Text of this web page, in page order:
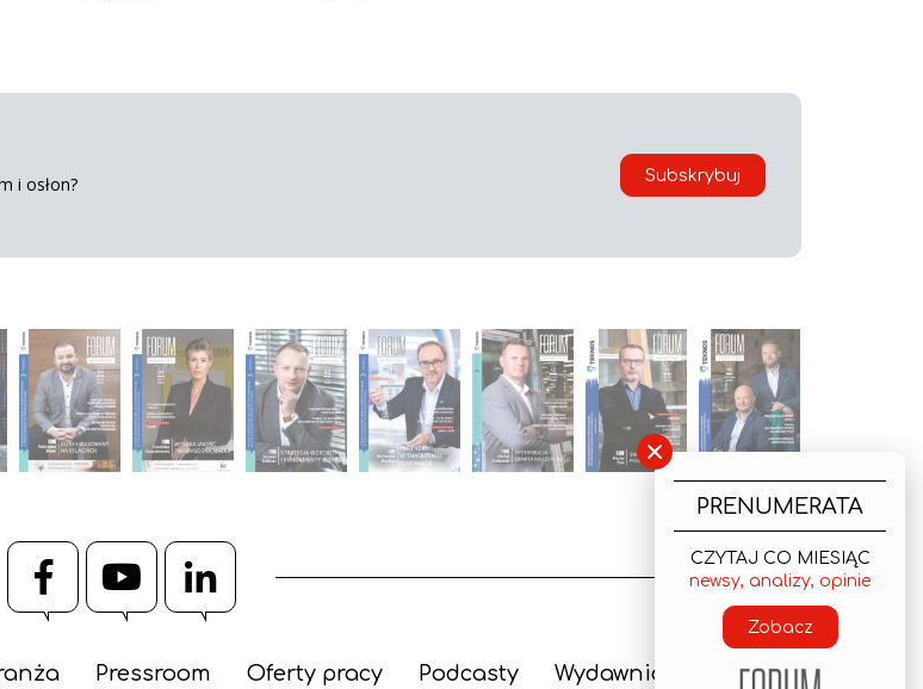
i osłon?
Subskrybuj
FacebookYouTube
LinkedIn
Pressroom Oferty pracy Podcasty Wydawnictwo
×
PRENUMERATA
CZYTAJ CO MIESIĄC
newsy, analizy, opinie
Zobacz